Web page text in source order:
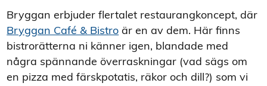
Bryggan erbjuder flertalet restaurangkoncept, där
Bryggan Café & Bistro är en av dem. Här finns
bistrorätterna ni känner igen, blandade med
några spännande överraskningar (vad sägs om
en pizza med färskpotatis, räkor och dill?) som vi